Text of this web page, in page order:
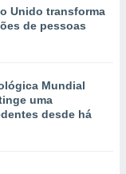
Unido transforma
de pessoas
Mundial
uma
desde há